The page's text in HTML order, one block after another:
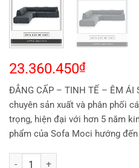
23.360.450₫
ĐẲNG CẤP – TINH TẾ – ÊM
chuyên sản xuất và phân phối
trọng, hiện đại với hơn 5 năm
phẩm của Sofa Moci hướng
Sofa Góc MC-SG64 số lượng